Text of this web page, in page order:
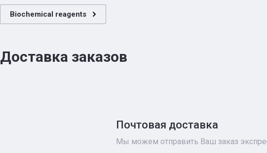
Biochemical reagents
Доставка заказов
Почтовая доставка
Мы можем отправить Ваш заказ